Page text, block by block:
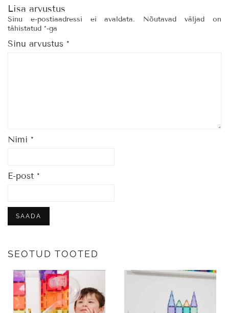
Lisa arvustus
Sinu e-postiaadressi ei avaldata.
Nõutavad väljad on
tähistatud *-ga
Sinu arvustus *
Nimi *
E-post *
SEOTUD TOOTED